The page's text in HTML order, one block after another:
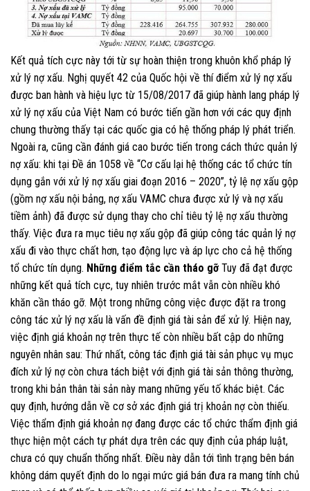
Kết quả tích cực này tới từ sự hoàn thiện trong khuôn khổ pháp lý
xử lý nợ xấu. Nghị quyết 42 của Quốc hội về thí điểm xử lý nợ xấu
được ban hành và hiệu lực từ 15/08/2017 đã giúp hành lang pháp lý
xử lý nợ xấu của Việt Nam có bước tiến gần hơn với các quy định
chung thường thấy tại các quốc gia có hệ thống pháp lý phát triển.
Ngoài ra, cũng cần đánh giá cao bước tiến trong cách thức quản lý
nợ xấu: khi tại Đề án 1058 về “Cơ cấu lại hệ thống các tổ chức tín
dụng gắn với xử lý nợ xấu giai đoạn 2016 – 2020”, tỷ lệ nợ xấu gộp
(gồm nợ xấu nội bảng, nợ xấu VAMC chưa được xử lý và nợ xấu
tiềm ảnh) đã được sử dụng thay cho chỉ tiêu tỷ lệ nợ xấu thường
thấy. Việc đưa ra mục tiêu nợ xấu gộp đã giúp công tác quản lý nợ
xấu đi vào thực chất hơn, tạo động lực và áp lực cho cả hệ thống
tổ chức tín dụng. Những điểm tắc cần tháo gỡ Tuy đã đạt được
những kết quả tích cực, tuy nhiên trước mắt vẫn còn nhiều khó
khăn cần tháo gỡ. Một trong những công việc được đặt ra trong
công tác xử lý nợ xấu là vấn đề định giá tài sản để xử lý. Hiện nay,
việc định giá khoản nợ trên thực tế còn nhiều bất cập do những
nguyên nhân sau: Thứ nhất, công tác định giá tài sản phục vụ mục
đích xử lý nợ còn chưa tách biệt với định giá tài sản thông thường,
trong khi bản thân tài sản này mang những yếu tố khác biệt. Các
quy định, hướng dẫn về cơ sở xác định giá trị khoản nợ còn thiếu.
Việc thẩm định giá khoản nợ đang được các tổ chức thẩm định giá
thực hiện một cách tự phát dựa trên các quy định của pháp luật,
chưa có quy chuẩn thống nhất. Điều này dẫn tới tình trạng bên bán
không dám quyết định do lo ngại mức giá bán đưa ra mang tính chủ